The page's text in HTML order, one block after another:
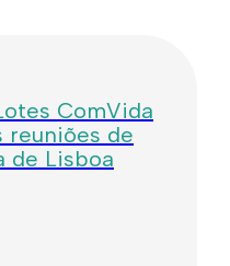
ComVida
reuniões de
de Lisboa